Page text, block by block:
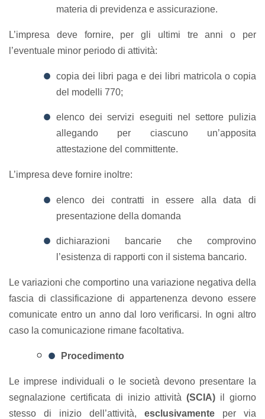
materia di previdenza e assicurazione.
L’impresa deve fornire, per gli ultimi tre anni o per
l’eventuale minor periodo di attività:
copia dei libri paga e dei libri matricola o copia
del modelli 770;
elenco dei servizi eseguiti nel settore pulizia
allegando per ciascuno un’apposita
attestazione del committente.
L’impresa deve fornire inoltre:
elenco dei contratti in essere alla data di
presentazione della domanda
dichiarazioni bancarie che comprovino
l’esistenza di rapporti con il sistema bancario.
Le variazioni che comportino una variazione negativa della
fascia di classificazione di appartenenza devono essere
comunicate entro un anno dal loro verificarsi. In ogni altro
caso la comunicazione rimane facoltativa.
Procedimento
Le imprese individuali o le società devono presentare la
segnalazione certificata di inizio attività (SCIA) il giorno
stesso di inizio dell’attività, esclusivamente per via